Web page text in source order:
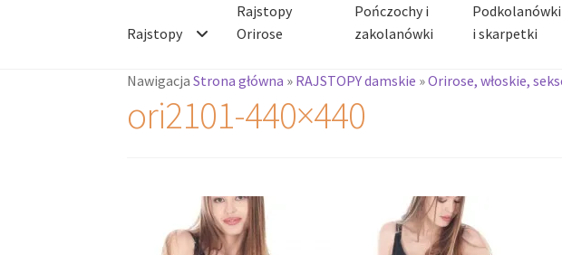
Rajstopy
Rajstopy
Orirose
Pończochy i
zakolanówki
Podkolanówki
i skarpetki
NawigacjaStrona główna » RAJSTOPY damskie »Orirose, włoskie,
ori2101-440×440